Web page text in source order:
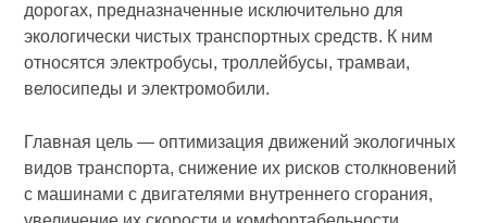
дорогах, предназначенные исключительно для
экологически чистых транспортных средств. К ним
относятся электробусы, троллейбусы, трамваи,
велосипеды и электромобили.
Главная цель — оптимизация движений экологичных
видов транспорта, снижение их рисков столкновений
с машинами с двигателями внутреннего сгорания,